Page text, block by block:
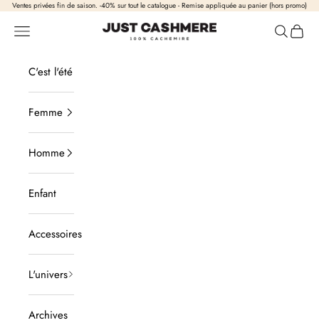
Passer au contenu
Ventes privées fin de saison. -40% sur tout le catalogue - Remise appliquée au panier (hors promo)
Just Cashmere
Ouvrir la navigation Ouvrir la
Voir
C'est l'été
Femme
Homme
Enfant
Accessoires
L'univers
Archives